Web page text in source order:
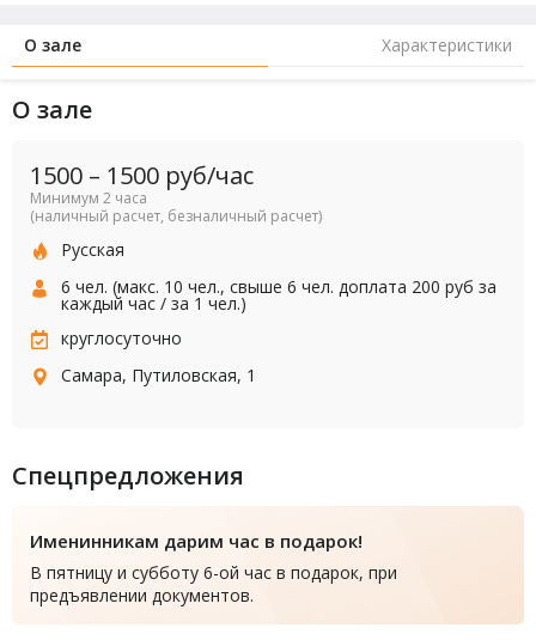
О зале Характеристики
О зале
1500 – 1500 руб/час
Минимум 2 часа
(наличный расчет, безналичный расчет)
Русская
6 чел. (макс. 10 чел., свыше 6 чел. доплата 200 руб за
каждый час / за 1 чел.)
круглосуточно
Самара, Путиловская, 1
Спецпредложения
Именинникам дарим час в подарок!
В пятницу и субботу 6-ой час в подарок, при
предъявлении документов.